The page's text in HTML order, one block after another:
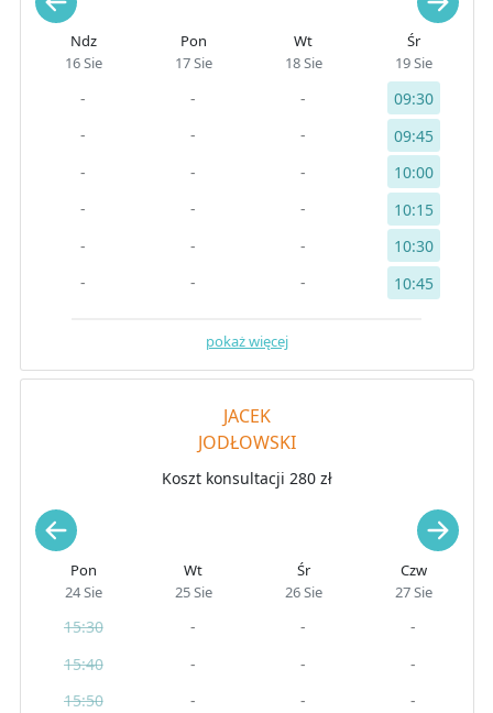
Ndz
16 Sie
-
-
-
-
-
-
Pon
17 Sie
-
-
-
-
-
-
Wt
18 Sie
-
-
-
-
-
-
Śr
19 Sie
09:30
09:45
10:00
10:15
10:30
10:45
pokaż więcej
JACEK
JODŁOWSKI
Koszt konsultacji 280 zł
Pon
24 Sie
15:30
15:40
15:50
Wt
25 Sie
-
-
-
Śr
26 Sie
-
-
-
Czw
27 Sie
-
-
-